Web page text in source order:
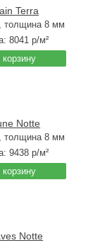
Terra
толщина 8 мм
8041 р/м²
корзину
Notte
толщина 8 мм
9438р/м²
корзину
Notte